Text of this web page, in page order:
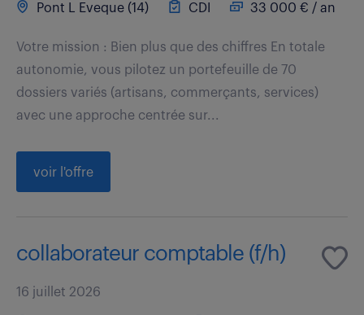
Pont L Eveque (14) CDI 33 000 € / an
Votre mission : Bien plus que des chiffres En totale
autonomie, vous pilotez un portefeuille de 70
dossiers variés (artisans, commerçants, services)
avec une approche centrée sur...
voir l'offre
collaborateur comptable (f/h)
16 juillet 2026